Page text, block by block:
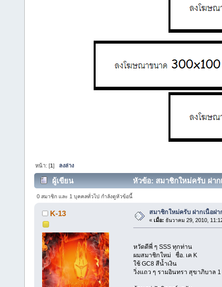
หน้า: [1] ลงล่าง
ผู้เขียน หัวข้อ: สมาชิกใหม่ครับ ฝาก
0 สมาชิก และ 1 บุคคลทั่วไป กำลังดูหัวข้อนี้
K-13 สมาชิกใหม่ครับ ฝากเนื้อฝ
« เมื่อ: ธันวาคม 29, 2010,
หวัดดีพี่ ๆ SSS ทุกท่าน
ผมสมาชิกใหม่ ชื่อ. เค K
ใช้ GC8 สีน้ำเงิน
วิ่งแถว ๆ รามอินทรา สุขาภิบาล